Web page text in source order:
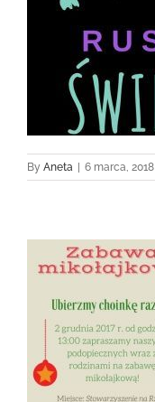
By Aneta 6 marca, 2018